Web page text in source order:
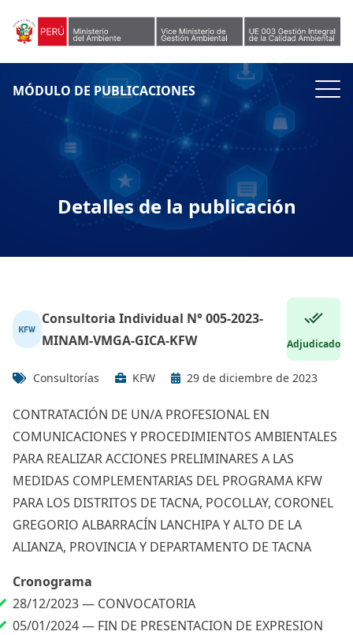
MÓDULO DE PUBLICACIONES
Detalles de la publicación
Consultoria Individual N° 005-2023-
MINAM-VMGA-GICA-KFW
Adjudicado
Consultorías KFW 29 de diciembre de 2023
CONTRATACIÓN DE UN/A PROFESIONAL EN
COMUNICACIONES Y PROCEDIMIENTOS AMBIENTALES
PARA REALIZAR ACCIONES PRELIMINARES A LAS
MEDIDAS COMPLEMENTARIAS DEL PROGRAMA KFW
PARA LOS DISTRITOS DE TACNA, POCOLLAY, CORONEL
GREGORIO ALBARRACÍN LANCHIPA Y ALTO DE LA
ALIANZA, PROVINCIA Y DEPARTAMENTO DE TACNA
Cronograma
28/12/2023 — CONVOCATORIA
05/01/2024 — FIN DE PRESENTACION DE EXPRESION